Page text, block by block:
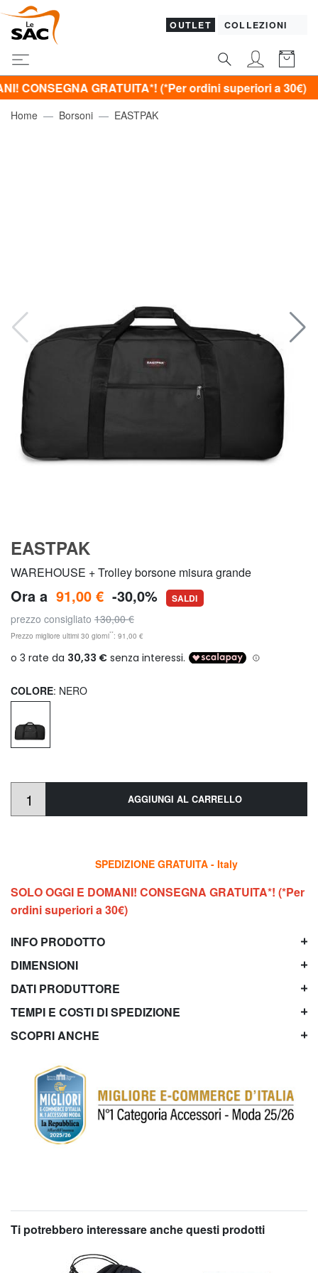
OUTLET COLLEZIONI
GRATUITA*! (*Per ordini superiori a 30€)
Home Borsoni EASTPAK
EASTPAK
WAREHOUSE + Trolley borsone misura grande
Ora a 91,00 € -30,0% SALDI
prezzo consigliato 130,00 €
Prezzo migliore ultimi 30 giorni**: 91,00 €
COLORE: NERO
AGGIUNGI AL CARRELLO
SPEDIZIONE GRATUITA - Italy
SOLO OGGI E DOMANI! CONSEGNA GRATUITA*! (*Per
ordini superiori a 30€)
INFO PRODOTTO
DIMENSIONI
DATI PRODUTTORE
TEMPI E COSTI DI SPEDIZIONE
SCOPRI ANCHE
Ti potrebbero interessare anche questi prodotti